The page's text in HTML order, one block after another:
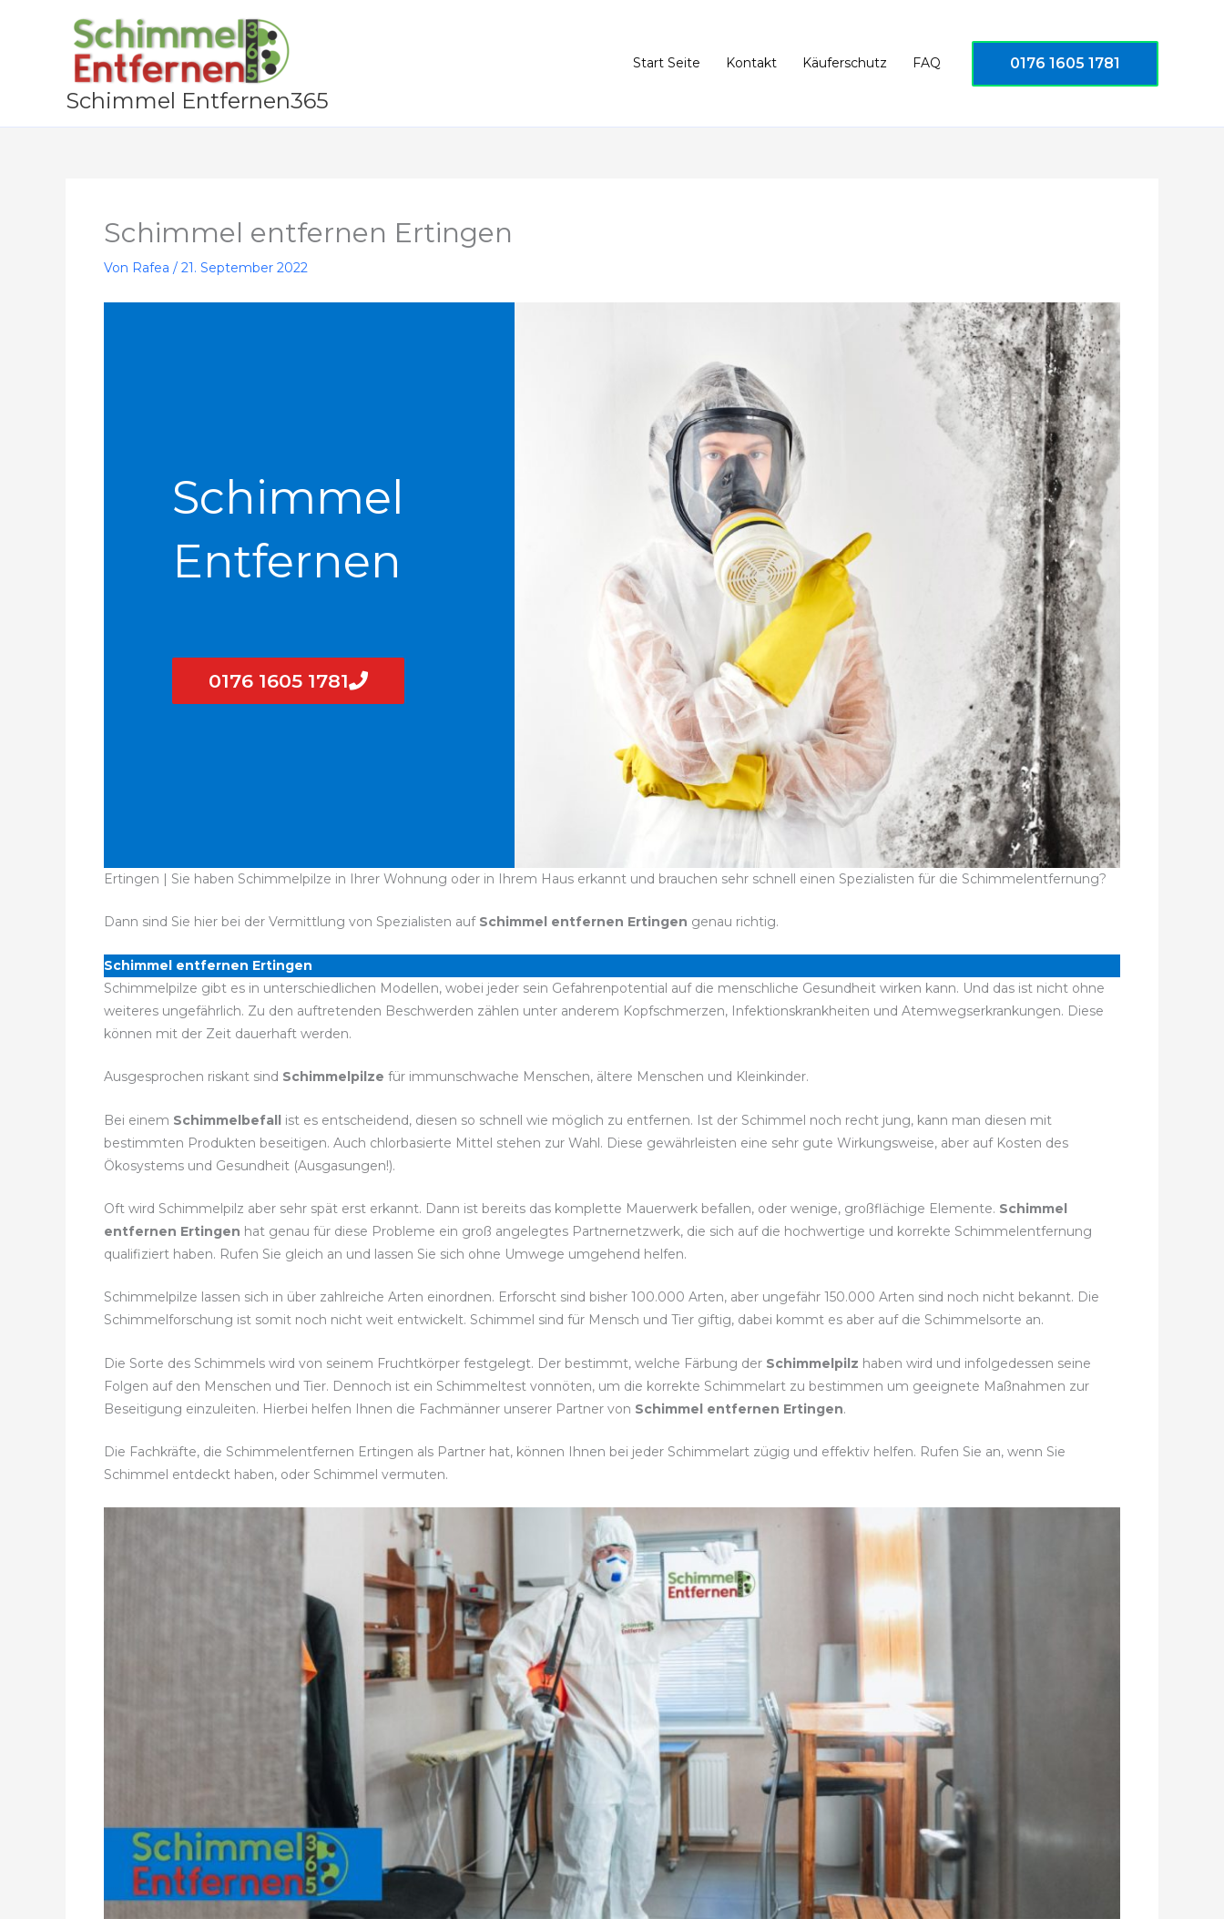
Schimmel Entfernen365
Start Seite Kontakt Käuferschutz FAQ 0176 1605 1781
Schimmel entfernen Ertingen
Von Rafea / 21. September 2022
Schimmel
Entfernen
0176 1605 1781
Ertingen | Sie haben Schimmelpilze in Ihrer Wohnung oder in Ihrem Haus erkannt und brauchen sehr schnell einen Spezialisten für die Schimmelentfernung?
Dann sind Sie hier bei der Vermittlung von Spezialisten auf Schimmel entfernen Ertingen genau richtig.
Schimmel entfernen Ertingen
Schimmelpilze gibt es in unterschiedlichen Modellen, wobei jeder sein Gefahrenpotential auf die menschliche Gesundheit wirken kann. Und das ist nicht ohne
weiteres ungefährlich. Zu den auftretenden Beschwerden zählen unter anderem Kopfschmerzen, Infektionskrankheiten und Atemwegserkrankungen. Diese
können mit der Zeit dauerhaft werden.
Ausgesprochen riskant sind Schimmelpilze für immunschwache Menschen, ältere Menschen und Kleinkinder.
Bei einem Schimmelbefall ist es entscheidend, diesen so schnell wie möglich zu entfernen. Ist der Schimmel noch recht jung, kann man diesen mit
bestimmten Produkten beseitigen. Auch chlorbasierte Mittel stehen zur Wahl. Diese gewährleisten eine sehr gute Wirkungsweise, aber auf Kosten des
Ökosystems und Gesundheit (Ausgasungen!).
Oft wird Schimmelpilz aber sehr spät erst erkannt. Dann ist bereits das komplette Mauerwerk befallen, oder wenige, großflächige Elemente. Schimmel
entfernen Ertingen hat genau für diese Probleme ein groß angelegtes Partnernetzwerk, die sich auf die hochwertige und korrekte Schimmelentfernung
qualifiziert haben. Rufen Sie gleich an und lassen Sie sich ohne Umwege umgehend helfen.
Schimmelpilze lassen sich in über zahlreiche Arten einordnen. Erforscht sind bisher 100.000 Arten, aber ungefähr 150.000 Arten sind noch nicht bekannt. Die
Schimmelforschung ist somit noch nicht weit entwickelt. Schimmel sind für Mensch und Tier giftig, dabei kommt es aber auf die Schimmelsorte an.
Die Sorte des Schimmels wird von seinem Fruchtkörper festgelegt. Der bestimmt, welche Färbung der Schimmelpilz haben wird und infolgedessen seine
Folgen auf den Menschen und Tier. Dennoch ist ein Schimmeltest vonnöten, um die korrekte Schimmelart zu bestimmen um geeignete Maßnahmen zur
Beseitigung einzuleiten. Hierbei helfen Ihnen die Fachmänner unserer Partner von Schimmel entfernen Ertingen.
Die Fachkräfte, die Schimmelentfernen Ertingen als Partner hat, können Ihnen bei jeder Schimmelart zügig und effektiv helfen. Rufen Sie an, wenn Sie
Schimmel entdeckt haben, oder Schimmel vermuten.